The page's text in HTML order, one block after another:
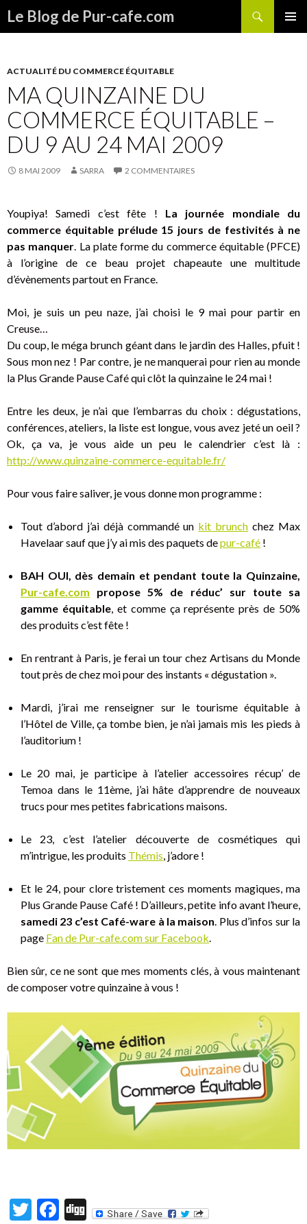
Le Blog de Pur-cafe.com
Recherche
ACTUALITÉ DU COMMERCE ÉQUITABLE
MA QUINZAINE DU
COMMERCE ÉQUITABLE –
DU 9 AU 24 MAI 2009
8 MAI 2009 SARRA 2 COMMENTAIRES
Youpiya! Samedi c’est fête ! La journée mondiale du
commerce équitable prélude 15 jours de festivités à ne
pas manquer. La plate forme du commerce équitable (PFCE)
à l’origine de ce beau projet chapeaute une multitude
d’évènements partout en France.
Moi, je suis un peu naze, j’ai choisi le 9 mai pour partir en
Creuse…
Du coup, le méga brunch géant dans le jardin des Halles, pfuit !
Sous mon nez ! Par contre, je ne manquerai pour rien au monde
la Plus Grande Pause Café qui clôt la quinzaine le 24 mai !
Entre les deux, je n’ai que l’embarras du choix : dégustations,
conférences, ateliers, la liste est longue, vous avez jeté un oeil ?
Ok, ça va, je vous aide un peu le calendrier c’est là :
http://www.quinzaine-commerce-equitable.fr/
Pour vous faire saliver, je vous donne mon programme :
Tout d’abord j’ai déjà commandé un kit brunch chez Max
Havelaar sauf que j’y ai mis des paquets depur-café !
BAH OUI, dès demain et pendant toute la Quinzaine,
Pur-cafe.com propose 5% de réduc’ sur toute sa
gamme équitable, et comme ça représente près de 50%
des produits c’est fête !
En rentrant à Paris, je ferai un tour chez Artisans du Monde
tout près de chez moi pour des instants « dégustation ».
Mardi, j’irai me renseigner sur le tourisme équitable à
l’Hôtel de Ville, ça tombe bien, je n’ai jamais mis les pieds à
l’auditorium !
Le 20 mai, je participe à l’atelier accessoires récup’ de
Temoa dans le 11ème, j’ai hâte d’apprendre de nouveaux
trucs pour mes petites fabrications maisons.
Le 23, c’est l’atelier découverte de cosmétiques qui
m’intrigue, les produits Thémis, j’adore !
Et le 24, pour clore tristement ces moments magiques, ma
Plus Grande Pause Café ! D’ailleurs, petite info avant l’heure,
samedi 23 c’est Café-ware à la maison. Plus d’infos sur la
page Fan de Pur-cafe.com sur Facebook.
Bien sûr, ce ne sont que mes moments clés, à vous maintenant
de composer votre quinzaine à vous !
T
F
Di